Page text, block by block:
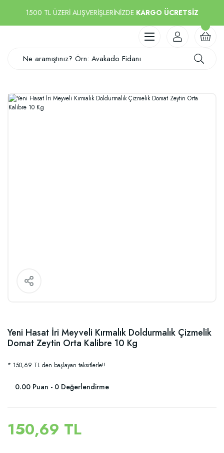
1500 TL ÜZERİ ALIŞVERİŞLERİNİZDE KARGO ÜCRETSİZ
Yeni Hasat İri Meyveli Kırmalık Doldurmalık Çizmelik
Domat Zeytin Orta Kalibre 10 Kg
* 150,69 TL den başlayan taksitlerle!!
0.00 Puan - 0 Değerlendirme
150,69 TL